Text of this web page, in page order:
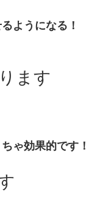
ようになる！
ます
ゃ効果的です！